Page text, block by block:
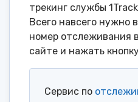
трекинг службы
Всего навсего нужно
номер отслеживания
сайте и нажать
Сервис по